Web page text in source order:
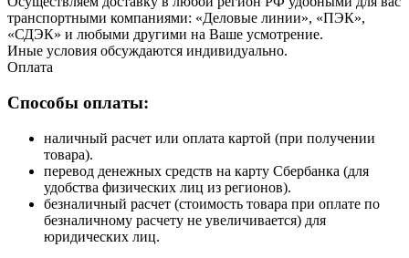
транспортными компаниями: «Деловые линии», «ПЭК»,
«СДЭК» и любыми другими на Ваше усмотрение.
Иные условия обсуждаются индивидуально.
Оплата
Способы оплаты:
наличный расчет или оплата картой (при получении
товара).
перевод денежных средств на карту Сбербанка (для
удобства физических лиц из регионов).
безналичный расчет (стоимость товара при оплате по
безналичному расчету не увеличивается) для
юридических лиц.